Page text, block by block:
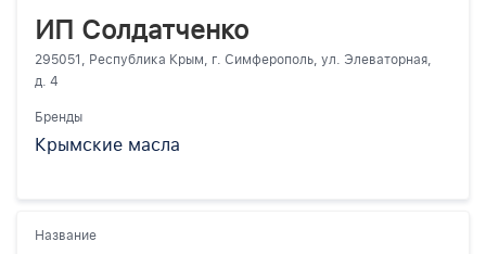
ИП Солдатченко
295051, Республика Крым, г. Симферополь, ул. Элеваторная,
д. 4
Бренды
Крымские масла
Название